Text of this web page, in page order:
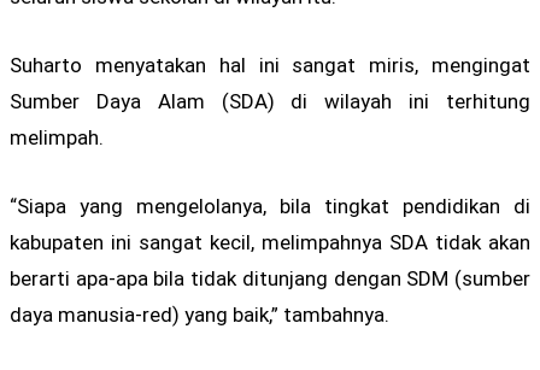
Suharto menyatakan hal ini sangat miris, mengingat
Sumber Daya Alam (SDA) di wilayah ini terhitung
melimpah.
“Siapa yang mengelolanya, bila tingkat pendidikan di
kabupaten ini sangat kecil, melimpahnya SDA tidak akan
berarti apa-apa bila tidak ditunjang dengan SDM (sumber
daya manusia-red) yang baik,” tambahnya.